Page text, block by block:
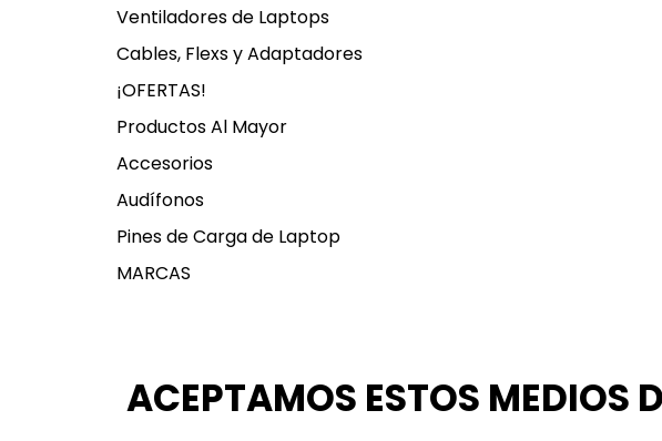
Ventiladores de Laptops
Cables, Flexs y Adaptadores
¡OFERTAS!
Productos Al Mayor
Accesorios
Audífonos
Pines de Carga de Laptop
MARCAS
ACEPTAMOS ESTOS MEDIOS